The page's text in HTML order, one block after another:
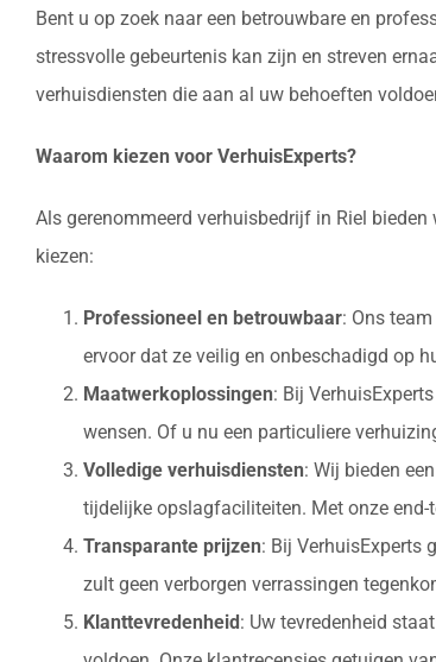
Bent u op zoek naar een betrouwbare en
stressvolle gebeurtenis kan zijn en streven
verhuisdiensten die aan al uw behoeften
Waarom kiezen voor VerhuisExperts?
Als gerenommeerd verhuisbedrijf in Riel
kiezen:
Professioneel en betrouwbaar: Ons
ervoor dat ze veilig en onbeschadigd op
Maatwerkoplossingen: Bij
wensen. Of u nu een particuliere
Volledige verhuisdiensten: Wij bieden
tijdelijke opslagfaciliteiten. Met onze
Transparante prijzen: Bij VerhuisExperts
zult geen verborgen verrassingen
Klanttevredenheid: Uw tevredenheid